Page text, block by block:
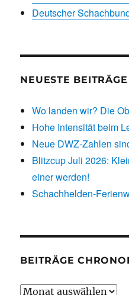
Deutscher
NEUESTE BEITRÄGE
Wo landen wir? Die
Hohe Intensität beim
Neue DWZ-Zahlen
Blitzcup Juli 2026:
einer werden!
Schachhelden-
BEITRÄGE
Beiträge